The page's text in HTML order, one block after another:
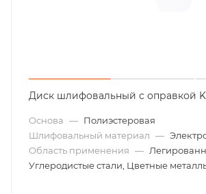
Диск шлифовальный с оправкой
Основа — Полиэстеровая
Шлифовальный материал —
Область применения —
Углеродистые стали, Цветные